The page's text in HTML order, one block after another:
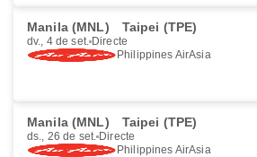
Manila (MNL) Taipei (TPE)
dv., 4 de set. Directe
Philippines AirAsia
Manila (MNL) Taipei (TPE)
ds., 26 de set. Directe
Philippines AirAsia